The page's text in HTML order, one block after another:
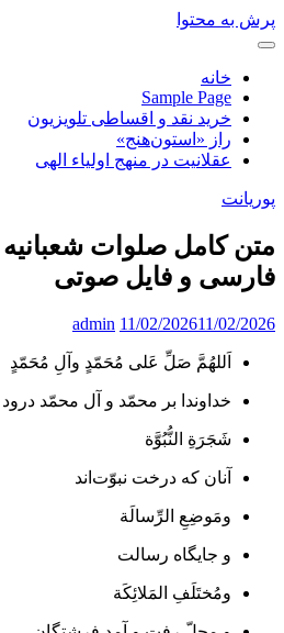
پرش به محتوا
خانه
Sample Page
خرید نقد و اقساطی تلویزیون
راز «استون‌هنج»
عقلانیت در منهج اولیاء الهی
پوریانت
متن کامل صلوات
فارسی و فایل صوتی
11/02/202611/02/2026
admin
اَللهُمَّ صَلِّ عَلى مُحَمّدٍ وآلِ مُحَمّدٍ
خداوندا بر محمّد و آل محمّد
شَجَرَةِ النُّبُوَّة
آنان که درخت نبوّت‌اند
ومَوضِعِ الرِّسالَة
و جایگاه رسالت
ومُختَلَفِ المَلائِكَة